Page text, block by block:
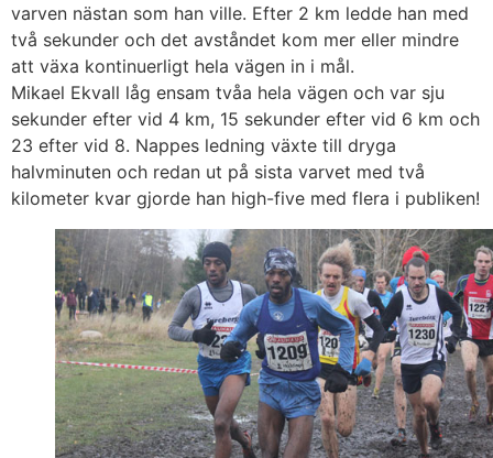
varven nästan som han ville. Efter 2 km ledde han med
två sekunder och det avståndet kom mer eller mindre
att växa kontinuerligt hela vägen in i mål.
Mikael Ekvall låg ensam tvåa hela vägen och var sju
sekunder efter vid 4 km, 15 sekunder efter vid 6 km och
23 efter vid 8. Nappes ledning växte till dryga
halvminuten och redan ut på sista varvet med två
kilometer kvar gjorde han high-five med flera i publiken!